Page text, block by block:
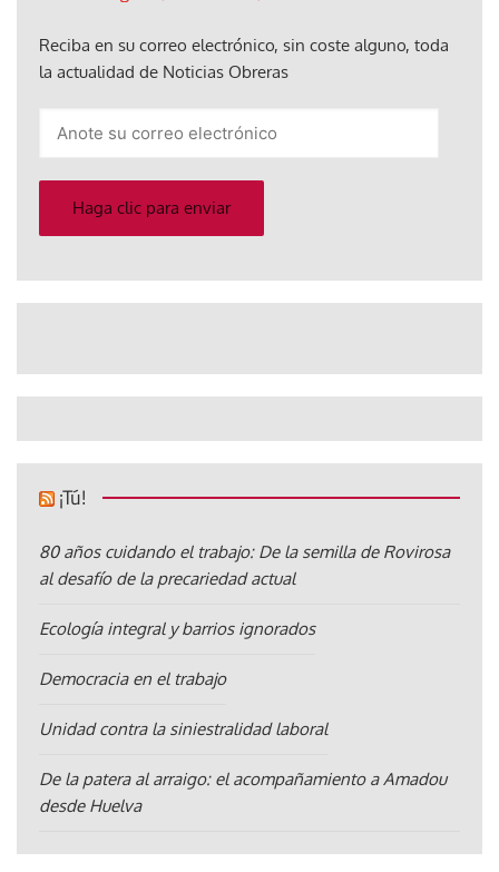
Reciba en su correo electrónico, sin coste alguno, toda
la actualidad de Noticias Obreras
electrónico
Haga clic para enviar
¡Tú!
80 años cuidando el trabajo: De la semilla de Rovirosa
al desafío de la precariedad actual
Ecología integral y barrios ignorados
Democracia en el trabajo
Unidad contra la siniestralidad laboral
De la patera al arraigo: el acompañamiento a Amadou
desde Huelva